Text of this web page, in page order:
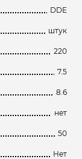
DDE
штук
220
7.5
8.6
нет
50
Нет